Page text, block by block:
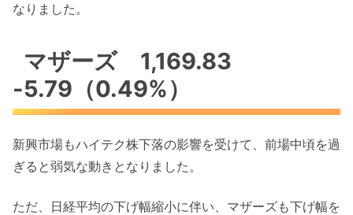
なりました。
マザーズ 1,169.83
-5.79（0.49%）
新興市場もハイテク株下落の影響を受けて、前場中頃を過
ぎると弱気な動きとなりました。
ただ、日経平均の下げ幅縮小に伴い、マザーズも下げ幅を